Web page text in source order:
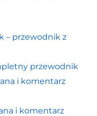
– przewodnik z
przewodnik
i komentarz
i komentarz